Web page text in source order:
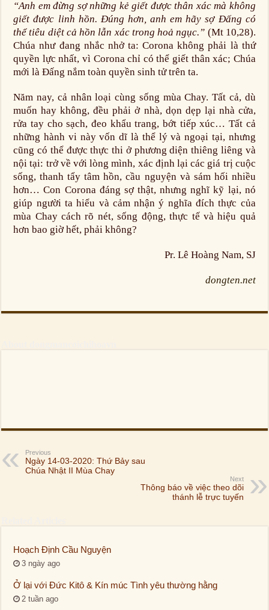
“Anh em đừng sợ những kẻ giết được thân xác mà không
giết được linh hồn. Đúng hơn, anh em hãy sợ Đấng có
thể tiêu diệt cả hồn lẫn xác trong hoả ngục.” (Mt 10,28).
Chúa như đang nhắc nhở ta: Corona không phải là thứ
quyền lực nhất, vì Corona chỉ có thể giết thân xác; Chúa
mới là Đấng nắm toàn quyền sinh tử trên ta.
Năm nay, cả nhân loại cùng sống mùa Chay. Tất cả, dù
muốn hay không, đều phải ở nhà, dọn dẹp lại nhà cửa,
rửa tay cho sạch, đeo khẩu trang, bớt tiếp xúc… Tất cả
những hành vi này vốn dĩ là thể lý và ngoại tại, nhưng
cũng có thể được thực thi ở phương diện thiêng liêng và
nội tại: trở về với lòng mình, xác định lại các giá trị cuộc
sống, thanh tẩy tâm hồn, cầu nguyện và sám hối nhiều
hơn… Con Corona đáng sợ thật, nhưng nghĩ kỹ lại, nó
giúp người ta hiểu và cảm nhận ý nghĩa đích thực của
mùa Chay cách rõ nét, sống động, thực tế và hiệu quả
hơn bao giờ hết, phải không?
Pr. Lê Hoàng Nam, SJ
dongten.net
Previous
Ngày 14-03-2020: Thứ Bảy sau
Chúa Nhật II Mùa Chay
Next
Thông báo về việc theo dõi
thánh lễ trực tuyến
Hoạch Định Cầu Nguyện
3 ngày ago
Ở lại với Đức Kitô & Kín múc Tình yêu thường hằng
2 tuần ago